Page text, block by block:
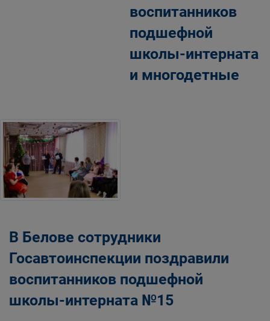
воспитанников
подшефной
школы-интерната
и многодетные
В Белове сотрудники
Госавтоинспекции поздравили
воспитанников подшефной
школы-интерната №15